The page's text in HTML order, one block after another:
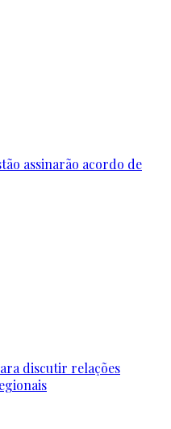
assinarão acordo de
discutir relações